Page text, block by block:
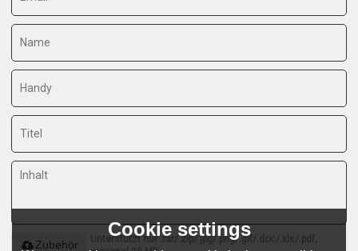
Unterstützt nur .rar/.zip/.jpg/.png/.gif/.doc/.xls/.pdf,
Zubehör
Cookie settings